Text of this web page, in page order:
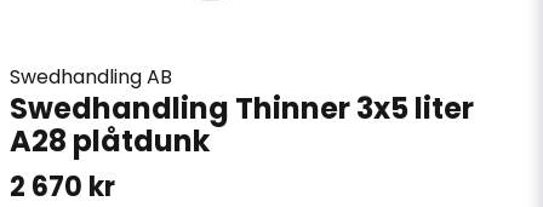
Swedhandling AB
Swedhandling Thinner 3x5 liter
A28 plåtdunk
2 670 kr